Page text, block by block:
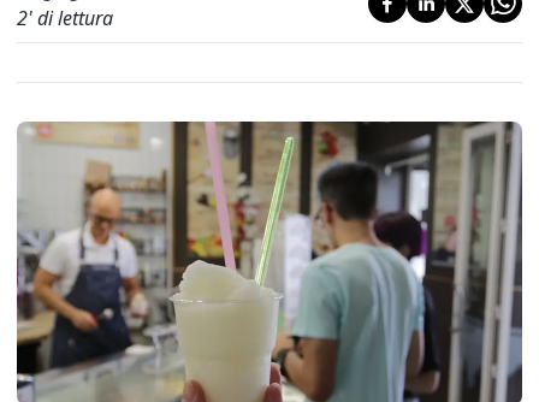
2' di lettura